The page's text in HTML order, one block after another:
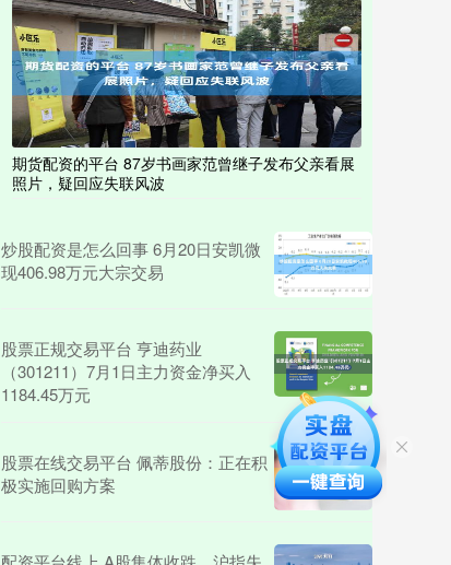
期货配资的平台 87岁书画家范曾继子发布父亲看展
照片，疑回应失联风波
炒股配资是怎么回事 6月20日安凯微
现406.98万元大宗交易
股票正规交易平台 亨迪药业
（301211）7月1日主力资金净买入
1184.45万元
股票在线交易平台 佩蒂股份：正在积
极实施回购方案